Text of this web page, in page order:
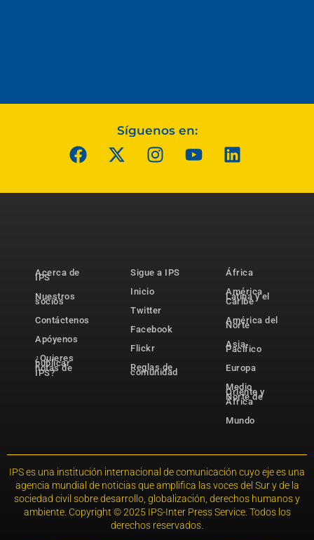
Síguenos en:
Acerca de
IPS
Nuestros
socios
Contáctenos
Apóyenos
¿Quieres
publicar
notas de
IPS?
Sigue a IPS
Inicio
Twitter
Facebook
Flickr
Reglas de
comunidad
África
América
Latina y el
Caribe
América del
Norte
Asia-
Pacífico
Europa
Medio
Oriente y
Norte de
África
Mundo
IPS es una institución internacional de comunicación cuyo eje es una
agencia mundial de noticias que amplifica las voces del Sur y de la
sociedad civil sobre desarrollo, globalización, derechos humanos y
ambiente. Copyright © 2025 IPS-Inter Press Service. Todos los
derechos reservados.